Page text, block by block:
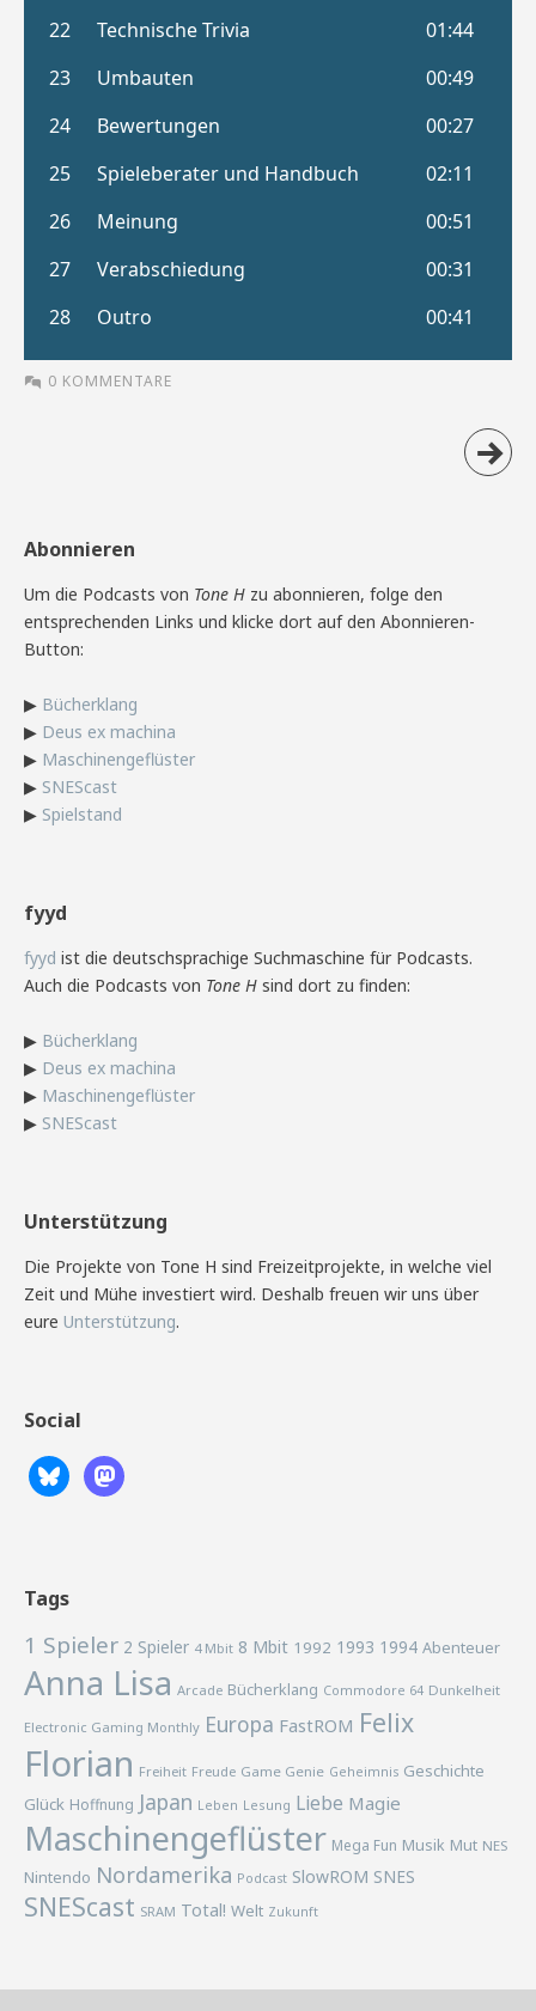
0 KOMMENTARE
Abonnieren
Um die Podcasts von Tone H zu abonnieren, folge den
entsprechenden Links und klicke dort auf den Abonnieren-
Button:
▶ Bücherklang
▶ Deus ex machina
▶ Maschinengeflüster
▶ SNEScast
▶ Spielstand
fyyd
fyyd ist die deutschsprachige Suchmaschine für Podcasts.
Auch die Podcasts von Tone H sind dort zu finden:
▶ Bücherklang
▶ Deus ex machina
▶ Maschinengeflüster
▶ SNEScast
Unterstützung
Die Projekte von Tone H sind Freizeitprojekte, in welche viel
Zeit und Mühe investiert wird. Deshalb freuen wir uns über
eure Unterstützung.
Social
Tags
1 Spieler 2 Spieler 4 Mbit 8 Mbit 1992 1993 1994 Abenteuer
Anna Lisa Arcade Bücherklang Commodore 64 Dunkelheit
Electronic Gaming Monthly Europa FastROM Felix
Florian Freiheit Freude Game Genie Geheimnis Geschichte
Glück Hoffnung Japan Leben Lesung Liebe Magie
Maschinengeflüster Mega Fun Musik Mut NES
Nintendo Nordamerika Podcast SlowROM SNES
SNEScast SRAM Total! Welt Zukunft